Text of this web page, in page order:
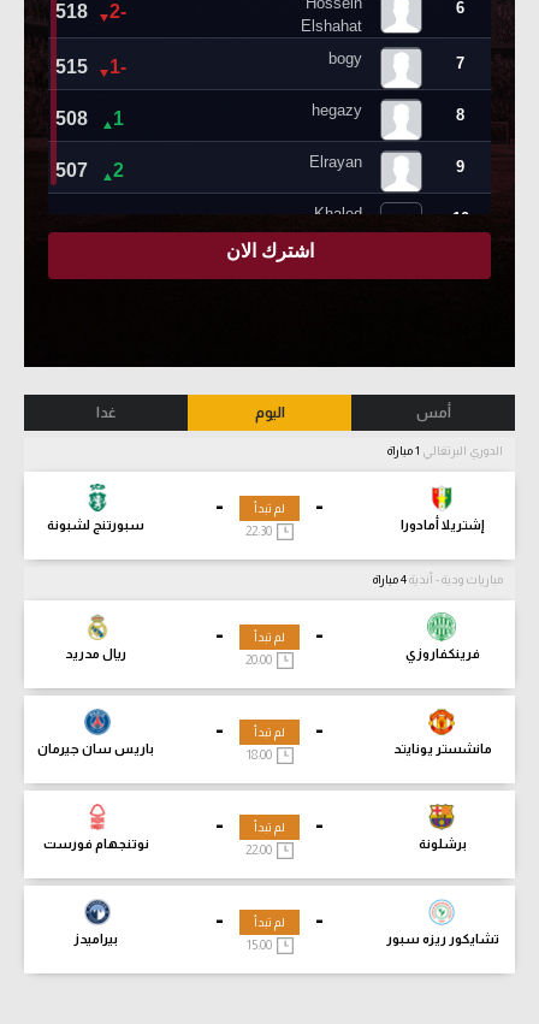
أمس اليوم غدا
الدوري البرتغالي
-
إشتريلا أمادورا
-
سبورتنج لشبونة
لم تبدأ
مباريات ودية - أندية
-
فرينكفاروزي
-
ريال مدريد
لم تبدأ
-
مانشستر يونايتد
-
باريس سان جيرمان
لم تبدأ
18:00
-
برشلونة
-
نوتنجهام فورست
لم تبدأ
-
تشايكور ريزه سبور
-
بيراميدز
لم تبدأ
15:00